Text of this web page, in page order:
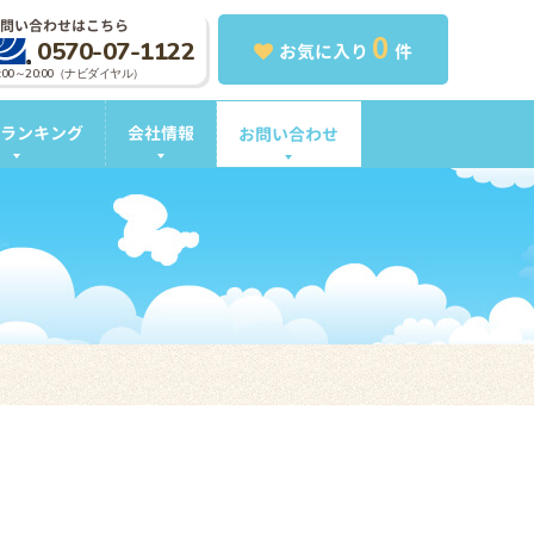
お気に入り 0 件
い合わせはこちら
0570-07-1122
～20:00（ナビダイヤル）
ンキング 会社情報 お問い合わせ